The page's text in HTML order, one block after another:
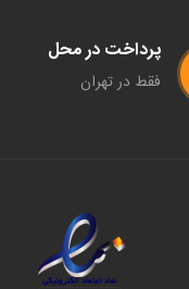
پرداخت در محل
فقط در تهران